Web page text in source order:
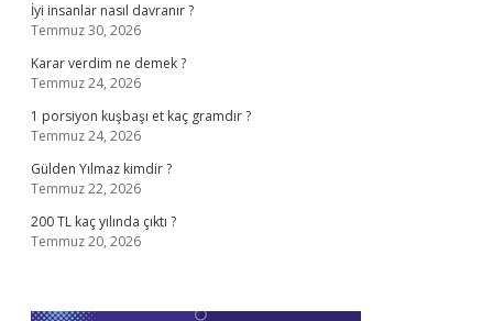
İyi insanlar nasıl davranır ?
Temmuz 30, 2026
Karar verdim ne demek ?
Temmuz 24, 2026
1 porsiyon kuşbaşı et kaç gramdır ?
Temmuz 24, 2026
Gülden Yılmaz kimdir ?
Temmuz 22, 2026
200 TL kaç yılında çıktı ?
Temmuz 20, 2026